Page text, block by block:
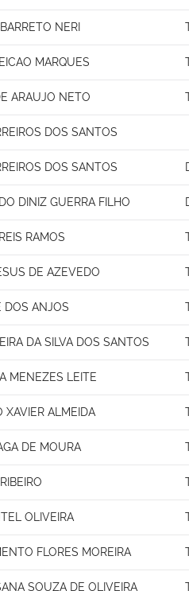
NERI
MARQUES
ARAUJO NETO
DOS SANTOS
DOS SANTOS
DINIZ GUERRA FILHO
RAMOS
DE AZEVEDO
DOS ANJOS
DA SILVA DOS SANTOS
MENEZES LEITE
XAVIER ALMEIDA
DE MOURA
OLIVEIRA
FLORES MOREIRA
SOUZA DE OLIVEIRA